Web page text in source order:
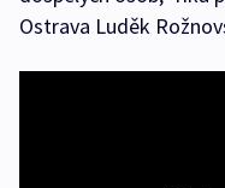
Ostrava Luděk